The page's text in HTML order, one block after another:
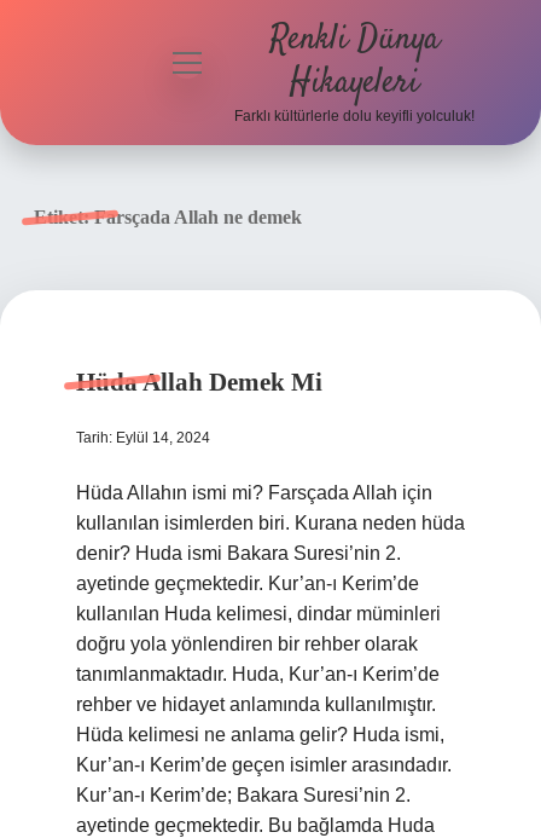
Politikası
menüyü
Renkli Dünya
Hikayeleri
Farklı kültürlerle dolu keyifli yolculuk!
Etiket:Farsçada Allah ne demek
Hüda Allah Demek Mi
Tarih: Eylül 14, 2024
Hüda Allahın ismi mi? Farsçada Allah için
kullanılan isimlerden biri. Kurana neden hüda
denir? Huda ismi Bakara Suresi’nin 2.
ayetinde geçmektedir. Kur’an-ı Kerim’de
kullanılan Huda kelimesi, dindar müminleri
doğru yola yönlendiren bir rehber olarak
tanımlanmaktadır. Huda, Kur’an-ı Kerim’de
rehber ve hidayet anlamında kullanılmıştır.
Hüda kelimesi ne anlama gelir? Huda ismi,
Kur’an-ı Kerim’de geçen isimler arasındadır.
Kur’an-ı Kerim’de; Bakara Suresi’nin 2.
ayetinde geçmektedir. Bu bağlamda Huda